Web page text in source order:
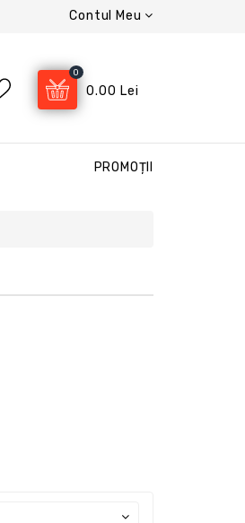
Contul Meu
0
0.00 Lei
PROMOȚII